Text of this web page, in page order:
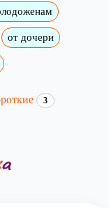
от дочери
3